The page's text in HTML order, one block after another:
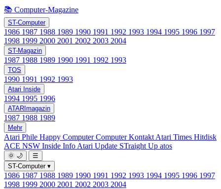
📚 Computer-Magazine
ST-Computer
1986 1987 1988 1989 1990 1991 1992 1993 1994 1995 1996 1997
1998 1999 2000 2001 2002 2003 2004
ST-Magazin
1987 1988 1989 1990 1991 1992 1993
TOS
1990 1991 1992 1993
Atari Inside
1994 1995 1996
ATARImagazin
1987 1988 1989
Mehr
Atari Phile Happy ComputerComputer Kontakt Atari Times Hitdisk
ACE NSW Inside Info Atari Update STraight Up atos
🌞 🌙
☰
ST-Computer ▾
1986 1987 1988 1989 1990 1991 1992 1993 1994 1995 1996 1997
1998 1999 2000 2001 2002 2003 2004